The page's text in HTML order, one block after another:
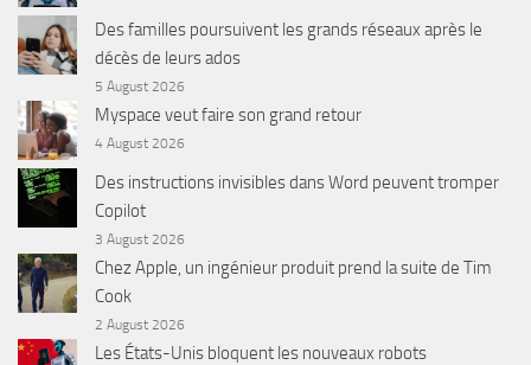
Des familles poursuivent les grands réseaux après le
décès de leurs ados
5 August 2026
Myspace veut faire son grand retour
4 August 2026
Des instructions invisibles dans Word peuvent tromper
Copilot
3 August 2026
Chez Apple, un ingénieur produit prend la suite de Tim
Cook
2 August 2026
Les États-Unis bloquent les nouveaux robots